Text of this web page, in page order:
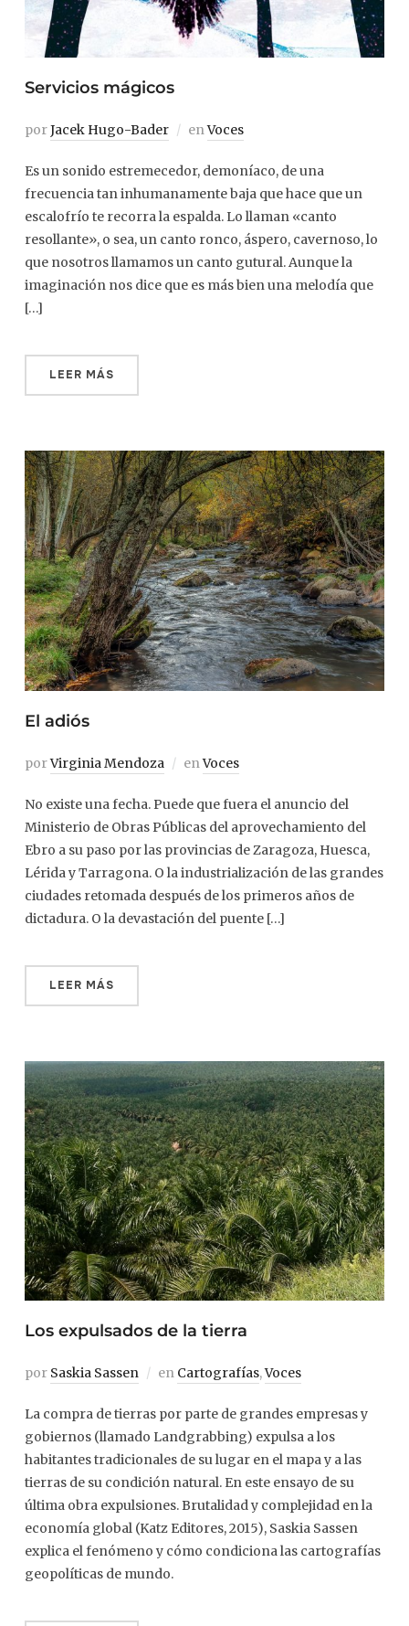
Servicios mágicos
porJacek Hugo-Bader enVoces
Es un sonido estremecedor, demoníaco, de una
frecuencia tan inhumanamente baja que hace que un
escalofrío te recorra la espalda. Lo llaman «canto
resollante», o sea, un canto ronco, áspero, cavernoso, lo
que nosotros llamamos un canto gutural. Aunque la
imaginación nos dice que es más bien una melodía que
[…]
LEER MÁS
El adiós
porVirginia Mendoza enVoces
No existe una fecha. Puede que fuera el anuncio del
Ministerio de Obras Públicas del aprovechamiento del
Ebro a su paso por las provincias de Zaragoza, Huesca,
Lérida y Tarragona. O la industrialización de las grandes
ciudades retomada después de los primeros años de
dictadura. O la devastación del puente […]
LEER MÁS
Los expulsados de la tierra
por Saskia Sassen en Cartografías,Voces
La compra de tierras por parte de grandes empresas y
gobiernos (llamado Landgrabbing) expulsa a los
habitantes tradicionales de su lugar en el mapa y a las
tierras de su condición natural. En este ensayo de su
última obra expulsiones. Brutalidad y complejidad en la
economía global (Katz Editores, 2015), Saskia Sassen
explica el fenómeno y cómo condiciona las cartografías
geopolíticas de mundo.